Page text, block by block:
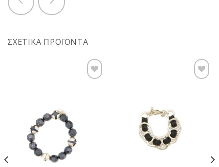
ΣΧΕΤΙΚΆ ΠΡΟΪΌΝΤΑ